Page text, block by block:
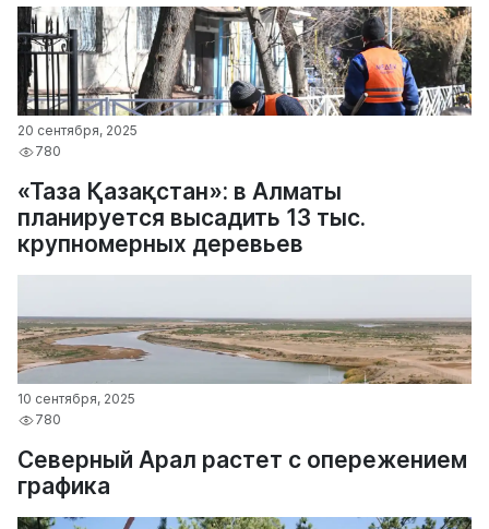
20 сентября, 2025
780
«Таза Қазақстан»: в Алматы
планируется высадить 13 тыс.
крупномерных деревьев
10 сентября, 2025
780
Северный Арал растет с опережением
графика